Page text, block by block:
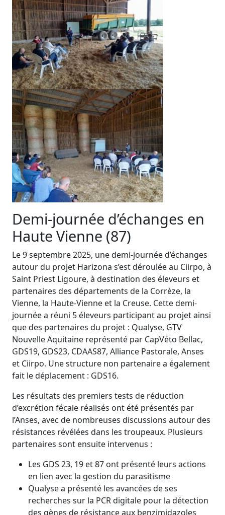
Demi-journée d’échanges en
Haute Vienne (87)
Le 9 septembre 2025, une demi-journée d’échanges
autour du projet Harizona s’est déroulée au Ciirpo, à
Saint Priest Ligoure, à destination des éleveurs et
partenaires des départements de la Corrèze, la
Vienne, la Haute-Vienne et la Creuse. Cette demi-
journée a réuni 5 éleveurs participant au projet ainsi
que des partenaires du projet : Qualyse, GTV
Nouvelle Aquitaine représenté par CapVéto Bellac,
GDS19, GDS23, CDAAS87, Alliance Pastorale, Anses
et Ciirpo. Une structure non partenaire a également
fait le déplacement : GDS16.
Les résultats des premiers tests de réduction
d’excrétion fécale réalisés ont été présentés par
l’Anses, avec de nombreuses discussions autour des
résistances révélées dans les troupeaux. Plusieurs
partenaires sont ensuite intervenus :
Les GDS 23, 19 et 87 ont présenté leurs actions
en lien avec la gestion du parasitisme
Qualyse a présenté les avancées de ses
recherches sur la PCR digitale pour la détection
des gènes de résistance aux benzimidazoles